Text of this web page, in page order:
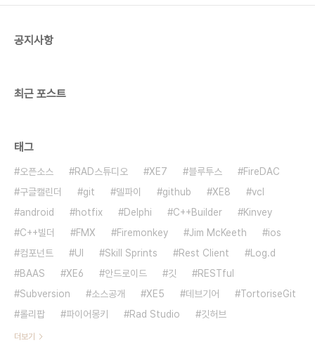
http://blog.marcocantu.com/blog/2014-
공지사항
최근 포스트
태그
오픈소스 RAD스튜디오 XE7 블루투스
FireDAC
구글캘린더
git 델파이 github XE8
vcl
android
hotfix Delphi C++Builder
Kinvey
C++빌더
FMX Firemonkey Jim McKeeth
ios
컴포넌트
UI Skill Sprints Rest Client
Log.d
BAAS
XE6 안드로이드 깃
RESTful
Subversion
소스공개 XE5 데브기어
TortoriseGit
롤리팝
파이어몽키 Rad Studio 깃허브
더보기